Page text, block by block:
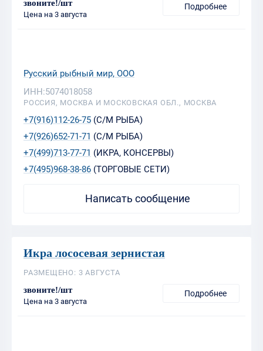
звоните!/шт
Цена на 3 августа
Подробнее
Русский рыбный мир, ООО
ИНН:5074018058
РОССИЯ, МОСКВА И МОСКОВСКАЯ ОБЛ., МОСКВА
+7(916)112-26-75 (С/М РЫБА)
+7(926)652-71-71 (С/М РЫБА)
+7(499)713-77-71 (ИКРА, КОНСЕРВЫ)
+7(495)968-38-86 (ТОРГОВЫЕ СЕТИ)
Написать сообщение
Икра лососевая зернистая
РАЗМЕЩЕНО: 3 АВГУСТА
звоните!/шт
Цена на 3 августа
Подробнее